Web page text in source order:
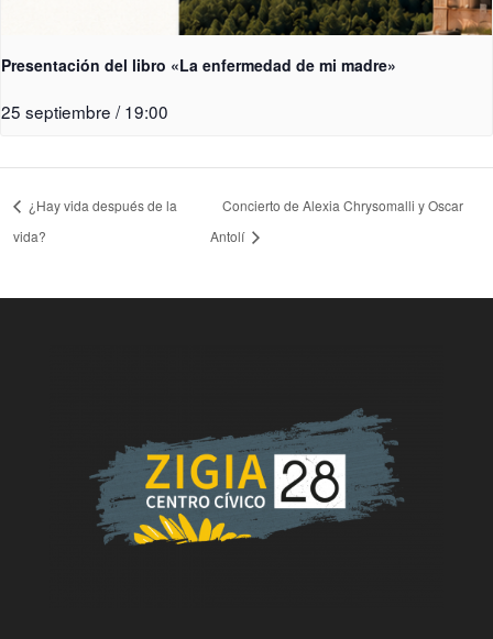
Presentación del libro «La enfermedad de mi madre»
25 septiembre / 19:00
¿Hay vida después de la
vida?
Concierto de Alexia Chrysomalli y Oscar
Antolí